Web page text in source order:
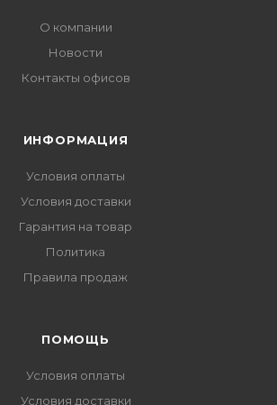
О компании
Новости
Контакты офисов
ИНФОРМАЦИЯ
Условия оплаты
Условия доставки
Гарантия на товар
Политика
Правила продаж
ПОМОЩЬ
Условия оплаты
Условия доставки